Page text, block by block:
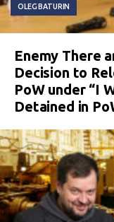
OLEG BATURIN
Enemy There
Decision to
PoW under “I
Detained in